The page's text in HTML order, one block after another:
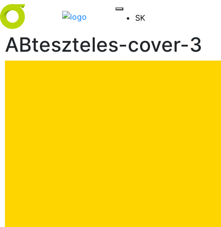
SK
ABteszteles-cover-3